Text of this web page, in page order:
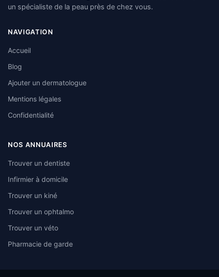
un spécialiste de la peau près de chez vous.
NAVIGATION
Accueil
Blog
Ajouter un dermatologue
Mentions légales
Confidentialité
NOS ANNUAIRES
Trouver un dentiste
Infirmier à domicile
Trouver un kiné
Trouver un ophtalmo
Trouver un véto
Pharmacie de garde